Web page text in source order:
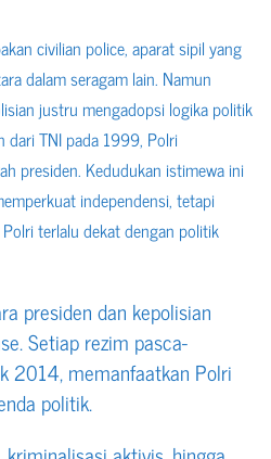
civilian police, aparat sipil yang
dalam seragam lain. Namun
justru mengadopsi logika politik
dari TNI pada 1999, Polri
presiden. Kedudukan istimewa ini
independensi, tetapi
terlalu dekat dengan politik
presiden dan kepolisian
Setiap rezim pasca-
2014, memanfaatkan Polri
politik.